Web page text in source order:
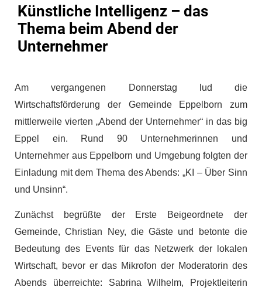
Künstliche Intelligenz – das
Thema beim Abend der
Unternehmer
Am vergangenen Donnerstag lud die
Wirtschaftsförderung der Gemeinde Eppelborn zum
mittlerweile vierten „Abend der Unternehmer“ in das big
Eppel ein. Rund 90 Unternehmerinnen und
Unternehmer aus Eppelborn und Umgebung folgten der
Einladung mit dem Thema des Abends: „KI – Über Sinn
und Unsinn“.
Zunächst begrüßte der Erste Beigeordnete der
Gemeinde, Christian Ney, die Gäste und betonte die
Bedeutung des Events für das Netzwerk der lokalen
Wirtschaft, bevor er das Mikrofon der Moderatorin des
Abends überreichte: Sabrina Wilhelm, Projektleiterin